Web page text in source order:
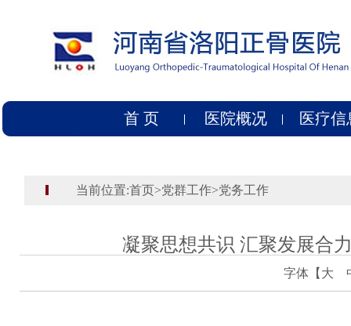
首 页 医院概况 医疗信
当前位置:首页>党群工作>党务工作
凝聚思想共识 汇聚发展合
字体【 大